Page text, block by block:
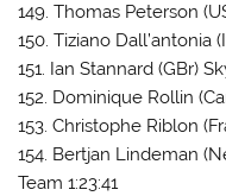
149. Thomas Peterson
150. Tiziano Dall’antonia
151. Ian Stannard (GBr)
152. Dominique Rollin
153. Christophe Riblon
154. Bertjan Lindeman
Team 1:23:41